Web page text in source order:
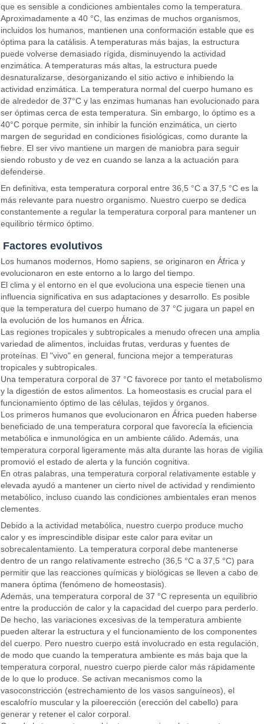
que es sensible a condiciones ambientales como la temperatura.
Aproximadamente a 40 °C, las enzimas de muchos organismos,
incluidos los humanos, mantienen una conformación estable que es
óptima para la catálisis. A temperaturas más bajas, la estructura
puede volverse demasiado rígida, disminuyendo la actividad
enzimática. A temperaturas más altas, la estructura puede
desnaturalizarse, desorganizando el sitio activo e inhibiendo la
actividad enzimática. La temperatura normal del cuerpo humano es
de alrededor de 37°C y las enzimas humanas han evolucionado para
ser óptimas cerca de esta temperatura. Sin embargo, lo óptimo es a
40°C porque permite, sin inhibir la función enzimática, un cierto
margen de seguridad en condiciones fisiológicas, como durante la
fiebre. El ser vivo mantiene un margen de maniobra para seguir
siendo robusto y de vez en cuando se lanza a la actuación para
defenderse.
En definitiva, esta temperatura corporal entre 36,5 °C a 37,5 °C es la
más relevante para nuestro organismo. Nuestro cuerpo se dedica
constantemente a regular la temperatura corporal para mantener un
equilibrio térmico óptimo.
Factores evolutivos
Los humanos modernos, Homo sapiens, se originaron en África y
evolucionaron en este entorno a lo largo del tiempo.
El clima y el entorno en el que evoluciona una especie tienen una
influencia significativa en sus adaptaciones y desarrollo. Es posible
que la temperatura del cuerpo humano de 37 °C jugara un papel en
la evolución de los humanos en África.
Las regiones tropicales y subtropicales a menudo ofrecen una amplia
variedad de alimentos, incluidas frutas, verduras y fuentes de
proteínas. El "vivo" en general, funciona mejor a temperaturas
tropicales y subtropicales.
Una temperatura corporal de 37 °C favorece por tanto el metabolismo
y la digestión de estos alimentos. La homeostasis es crucial para el
funcionamiento óptimo de las células, tejidos y órganos.
Los primeros humanos que evolucionaron en África pueden haberse
beneficiado de una temperatura corporal que favorecía la eficiencia
metabólica e inmunológica en un ambiente cálido. Además, una
temperatura corporal ligeramente más alta durante las horas de vigilia
promovió el estado de alerta y la función cognitiva.
En otras palabras, una temperatura corporal relativamente estable y
elevada ayudó a mantener un cierto nivel de actividad y rendimiento
metabólico, incluso cuando las condiciones ambientales eran menos
clementes.
Debido a la actividad metabólica, nuestro cuerpo produce mucho
calor y es imprescindible disipar este calor para evitar un
sobrecalentamiento. La temperatura corporal debe mantenerse
dentro de un rango relativamente estrecho (36,5 °C a 37,5 °C) para
permitir que las reacciones químicas y biológicas se lleven a cabo de
manera óptima (fenómeno de homeostasis).
Además, una temperatura corporal de 37 °C representa un equilibrio
entre la producción de calor y la capacidad del cuerpo para perderlo.
De hecho, las variaciones excesivas de la temperatura ambiente
pueden alterar la estructura y el funcionamiento de los componentes
del cuerpo. Pero nuestro cuerpo está involucrado en esta regulación,
de modo que cuando la temperatura ambiente es más baja que la
temperatura corporal, nuestro cuerpo pierde calor más rápidamente
de lo que lo produce. Se activan mecanismos como la
vasoconstricción (estrechamiento de los vasos sanguíneos), el
escalofrío muscular y la piloerección (erección del cabello) para
generar y retener el calor corporal.